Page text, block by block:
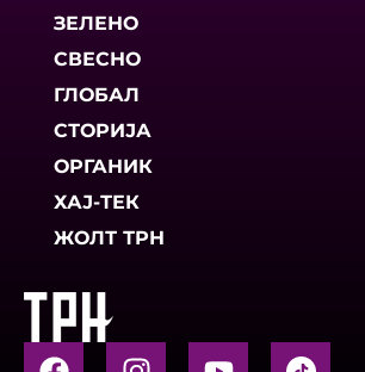
ЗЕЛЕНО
СВЕСНО
ГЛОБАЛ
СТОРИЈА
ОРГАНИК
ХАЈ-ТЕК
ЖОЛТ ТРН